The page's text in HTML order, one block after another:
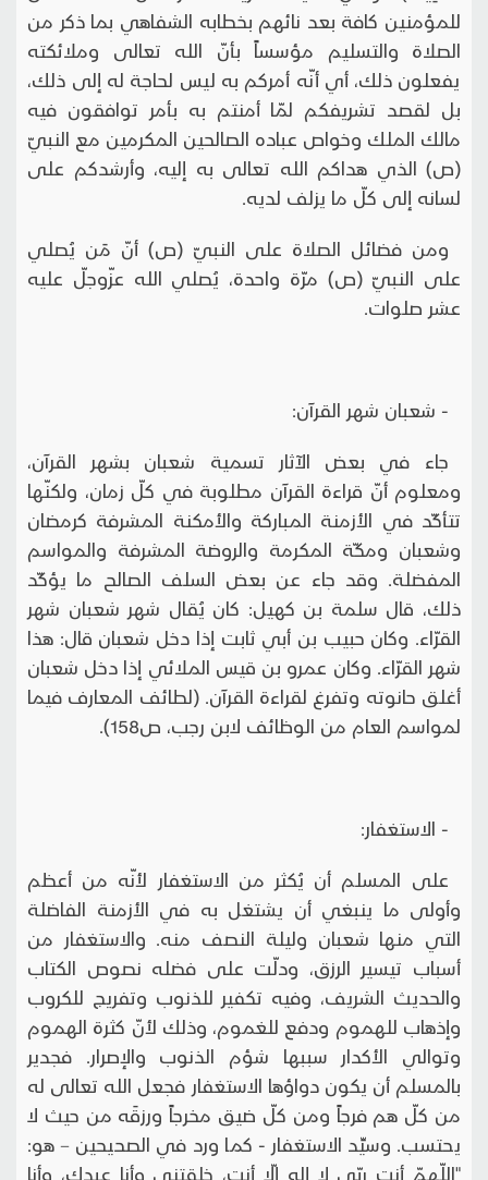
للمؤمنين كافة بعد نائهم بخطابه الشفاهي بما ذكر من
الصلاة والتسليم مؤسساً بأنّ الله تعالى وملائكته
يفعلون ذلك، أي أنّه أمركم به ليس لحاجة له إلى ذلك،
بل لقصد تشريفكم لمّا أمنتم به بأمر توافقون فيه
مالك الملك وخواص عباده الصالحين المكرمين مع النبيّ
(ص) الذي هداكم الله تعالى به إليه، وأرشدكم على
لسانه إلى كلّ ما يزلف لديه.
ومن فضائل الصلاة على النبيّ (ص) أنّ مَن يُصلي
على النبيّ (ص) مرّة واحدة، يُصلي الله عزّوجلّ عليه
عشر صلوات.
- شعبان شهر القرآن:
جاء في بعض الآثار تسمية شعبان بشهر القرآن،
ومعلوم أنّ قراءة القرآن مطلوبة في كلّ زمان، ولكنّها
تتأكّد في الأزمنة المباركة والأمكنة المشرفة كرمضان
وشعبان ومكّة المكرمة والروضة المشرفة والمواسم
المفضلة. وقد جاء عن بعض السلف الصالح ما يؤكّد
ذلك، قال سلمة بن كهيل: كان يُقال شهر شعبان شهر
القرّاء. وكان حبيب بن أبي ثابت إذا دخل شعبان قال: هذا
شهر القرّاء. وكان عمرو بن قيس الملائي إذا دخل شعبان
أغلق حانوته وتفرغ لقراءة القرآن. (لطائف المعارف فيما
لمواسم العام من الوظائف لابن رجب، ص158).
- الاستغفار:
على المسلم أن يُكثر من الاستغفار لأنّه من أعظم
وأولى ما ينبغي أن يشتغل به في الأزمنة الفاضلة
التي منها شعبان وليلة النصف منه. والاستغفار من
أسباب تيسير الرزق، ودلّت على فضله نصوص الكتاب
والحديث الشريف، وفيه تكفير للذنوب وتفريج للكروب
وإذهاب للهموم ودفع للغموم، وذلك لأنّ كثرة الهموم
وتوالي الأكدار سببها شؤم الذنوب والإصرار. فجدير
بالمسلم أن يكون دواؤها الاستغفار فجعل الله تعالى له
من كلّ هم فرجاً ومن كلّ ضيق مخرجاً ورزقَه من حيث لا
يحتسب. وسيِّد الاستغفار - كما ورد في الصحيحين – هو:
"اللّهمّ أنت ربّي لا إله إلّا أنت، خلقتني وأنا عبدك، وأنا